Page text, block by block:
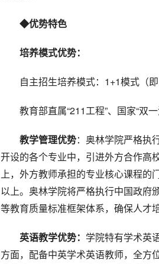
◆优势特色
培养模式优势：
自主招生培养模式：1+1模式（即
教育部直属“211工程”、国家“双
教学管理优势：奥林学院严格执
开设的各个专业中，引进外方合作高
上，外方教师承担的专业核心课程的
以上。奥林学院将严格执行中国政府
等教育质量标准框架体系，确保人才
英语教学优势： 学院特有学术英
方面，配备中英学术英语教师，全方